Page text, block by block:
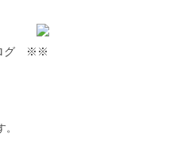
ログ ※※
。